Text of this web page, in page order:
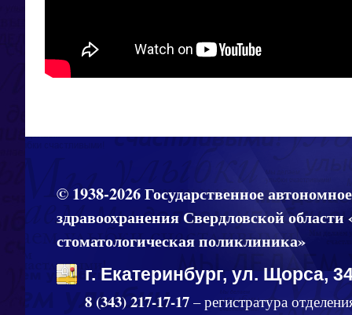
© 1938-2026 Государственное
здравоохранения Свердловской
стоматологическая поликлиника»
г. Екатеринбург, ул. Щорса,
8 (343) 217-17-17 – регистратура